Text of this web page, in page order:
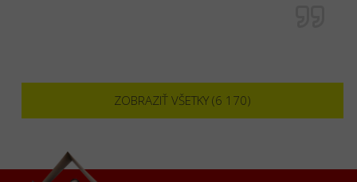
ZOBRAZIŤ VŠETKY (6 170)